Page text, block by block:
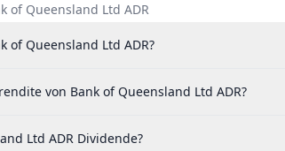
of Queensland Ltd ADR
of Queensland Ltd ADR?
von Bank of Queensland Ltd ADR?
Ltd ADR Dividende?